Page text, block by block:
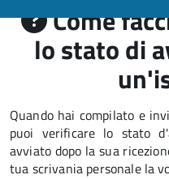
Come
lo stato di
Quando hai compilato e
puoi verificare lo stato
avviato dopo la sua
tua scrivania personale la